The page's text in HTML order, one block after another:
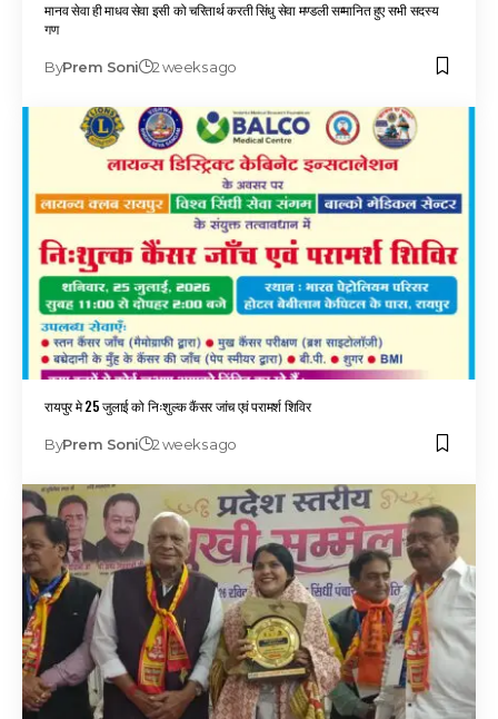
मानव सेवा ही माधव सेवा इसी को चरितार्थ करती सिंधु सेवा मण्डली सम्मानित हुए सभी सदस्य
गण
ByPrem Soni 2 weeks ago
रायपुर मे 25 जुलाई को निःशुल्क कैंसर जांच एवं परामर्श शिविर
ByPrem Soni 2 weeks ago